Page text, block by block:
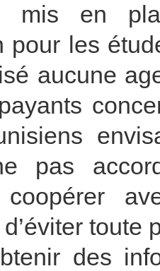
mis en
pour les
aucune
pas
coopérer
toute
des